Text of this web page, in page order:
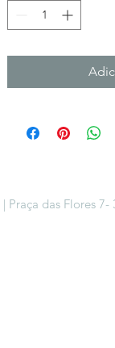
| Praça das Flores 7-